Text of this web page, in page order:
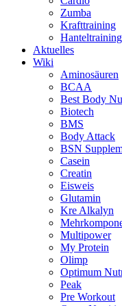
Zumba
Krafttraining
Hanteltraining
Aktuelles
Wiki
Aminosäuren
BCAA
Best Body
Biotech
BMS
Body Attack
BSN
Casein
Creatin
Eisweis
Glutamin
Kre Alkalyn
Multipower
My Protein
Olimp
Optimum
Peak
Pre Workout